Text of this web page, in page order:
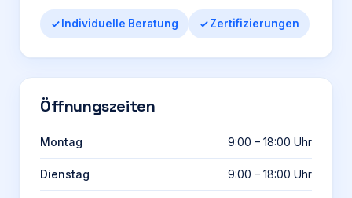
Individuelle Beratung Zertifizierungen
Öffnungszeiten
Montag 9:00 – 18:00 Uhr
Dienstag 9:00 – 18:00 Uhr